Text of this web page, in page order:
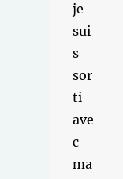
je
sui
s
sor
ti
ave
c
ma